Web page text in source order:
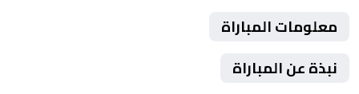
معلومات المباراة
نبذة عن المباراة